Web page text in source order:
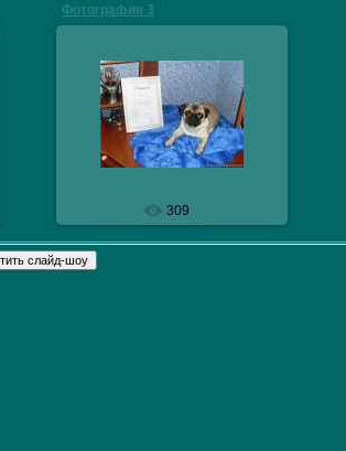
Фотография 3
29.10.2009
veresmops
309